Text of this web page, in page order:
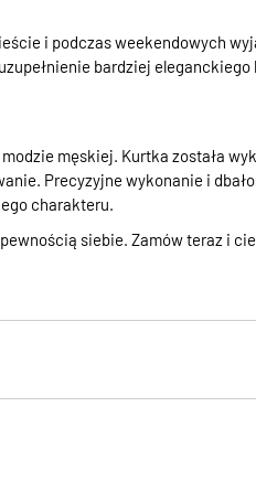
i podczas weekendowych
bardziej eleganckiego
męskiej. Kurtka została
Precyzyjne wykonanie i
charakteru.
siebie. Zamów teraz i